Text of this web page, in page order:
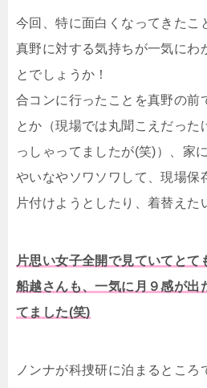
今回、特に面白くなってきたこ
真野に対する気持ちが一気にわ
とでしょうか！
合コンに行ったことを真野の前
とか（現場では丸聞こえだった
っしゃってましたが(笑)）、家
やいなやソワソワして、現場保
片付けようとしたり、着替えた
片思い女子全開で見ていてとて
船越さんも、一気に月９感が出
てました(笑)
ノンナが科捜研に泊まるところ